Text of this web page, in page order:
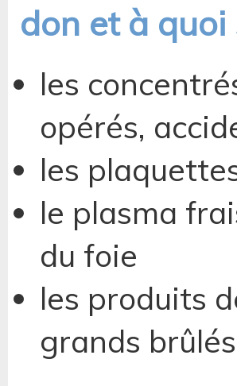
don et à
les
opérés,
les
le plasma
du foie
les produits
grands